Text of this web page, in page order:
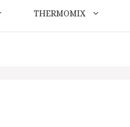
THERMOMIX